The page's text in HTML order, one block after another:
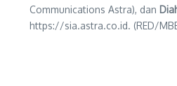
Communications Astra), dan
https://sia.astra.co.id. (RED/